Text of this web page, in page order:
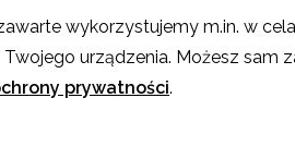
są dostępne na licencji Creative Commons
wykorzystujemy m.in. w
urządzenia. Możesz
prywatności.